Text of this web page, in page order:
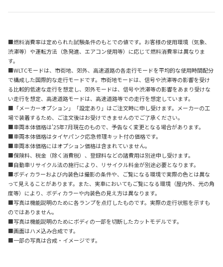
■燃料消費率は定められた試験条件のもとでの値です。お客様の使用環境（気象、
渋滞等）や運転方法（急発進、エアコン使用等）に応じて燃料消費率は異なりま
す。
■WLTCモードは、市街地、郊外、高速道路の各走行モードを平均的な使用時間配分
で構成した国際的な走行モードです。市街地モードは、信号や渋滞等の影響を受け
る比較的低速な走行を想定し、郊外モードは、信号や渋滞等の影響をあまり受けな
い走行を想定、高速道路モードは、高速道路等での走行を想定しています。
■「メーカーオプション」「設定あり」はご注文時に申し受けます。メーカーの工
場で装着するため、ご注文後はお受けできませんのでご了承ください。
■車両本体価格は'25年7月現在のもので、予告なく変更となる場合があります。
■車両本体価格はタイヤパンク応急修理キット付の価格です。
■車両本体価格にはオプション価格は含まれていません。
■保険料、税金（除く消費税）、登録料などの諸費用は別途申し受けます。
■自動車リサイクル法の施行により、リサイクル料金が別途必要となります。
■ボディカラーおよび内装色は撮影の条件や、ご覧になる環境で実際の色とは異な
って見えることがあります。また、実車においてもご覧になる環境（屋内外、光の角
度等）により、ボディカラーや内装色の見え方は異なります。
■写真は機能説明のために各ランプを点灯したものです。実際の走行状態を示すも
のではありません。
■写真は機能説明のためにボディの一部を切断したカットモデルです。
■画面はハメ込み合成です。
■一部の写真は合成・イメージです。